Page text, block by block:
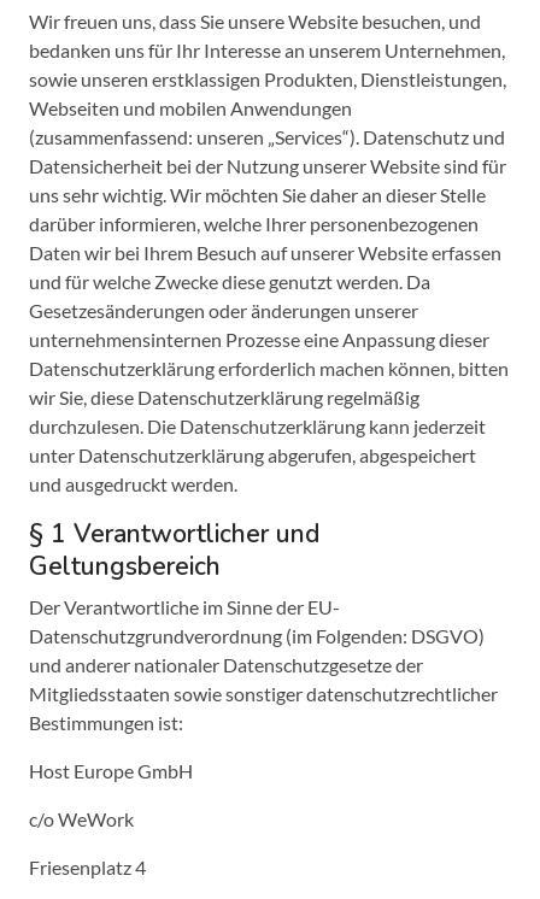
Wir freuen uns, dass Sie unsere Website besuchen, und
bedanken uns für Ihr Interesse an unserem Unternehmen,
sowie unseren erstklassigen Produkten, Dienstleistungen,
Webseiten und mobilen Anwendungen
(zusammenfassend: unseren „Services“). Datenschutz und
Datensicherheit bei der Nutzung unserer Website sind für
uns sehr wichtig. Wir möchten Sie daher an dieser Stelle
darüber informieren, welche Ihrer personenbezogenen
Daten wir bei Ihrem Besuch auf unserer Website erfassen
und für welche Zwecke diese genutzt werden. Da
Gesetzesänderungen oder änderungen unserer
unternehmensinternen Prozesse eine Anpassung dieser
Datenschutzerklärung erforderlich machen können, bitten
wir Sie, diese Datenschutzerklärung regelmäßig
durchzulesen. Die Datenschutzerklärung kann jederzeit
unter Datenschutzerklärung abgerufen, abgespeichert
und ausgedruckt werden.
§ 1 Verantwortlicher und
Geltungsbereich
Der Verantwortliche im Sinne der EU-
Datenschutzgrundverordnung (im Folgenden: DSGVO)
und anderer nationaler Datenschutzgesetze der
Mitgliedsstaaten sowie sonstiger datenschutzrechtlicher
Bestimmungen ist:
Host Europe GmbH
c/o WeWork
Friesenplatz 4